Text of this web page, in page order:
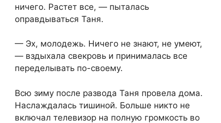
ничего. Растет все, — пыталась
оправдываться Таня.
— Эх, молодежь. Ничего не знают, не умеют,
— вздыхала свекровь и принималась все
переделывать по-своему.
Всю зиму после развода Таня провела дома.
Наслаждалась тишиной. Больше никто не
включал телевизор на полную громкость во